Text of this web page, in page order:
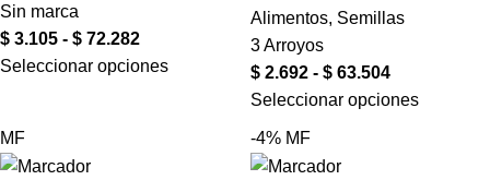
Sin marca
$ 3.105 - $ 72.282
Seleccionar opciones
Alimentos, Semillas
3 Arroyos
$ 2.692 - $ 63.504
Seleccionar opciones
MF -4% MF